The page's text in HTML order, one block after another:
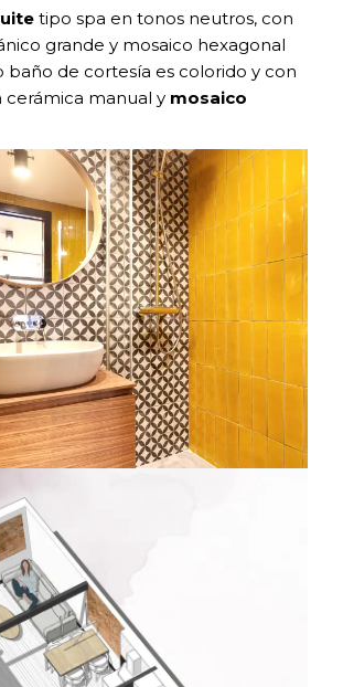
tipo spa en tonos neutros, con
grande y mosaico hexagonal
baño de cortesía es colorido y con
cerámica manual y mosaico